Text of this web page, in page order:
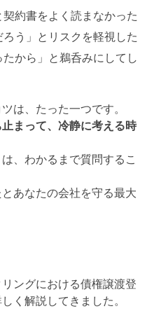
契約書をよく読まなかった
ろう」とリスクを軽視した
たから」と鵜呑みにしてし
は、たった一つです。
止まって、冷静に考える時
、わかるまで質問するこ
あなたの会社を守る最大
ングにおける債権譲渡登
く解説してきました。